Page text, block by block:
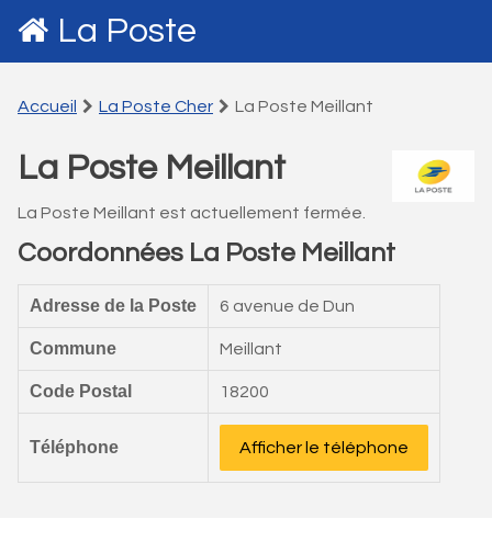
La Poste
Accueil La Poste Cher La Poste Meillant
La Poste Meillant
La Poste Meillant est actuellement fermée.
Coordonnées La Poste Meillant
Adresse de la Poste 6 avenue de Dun
Commune Meillant
Code Postal 18200
Téléphone Afficher le téléphone